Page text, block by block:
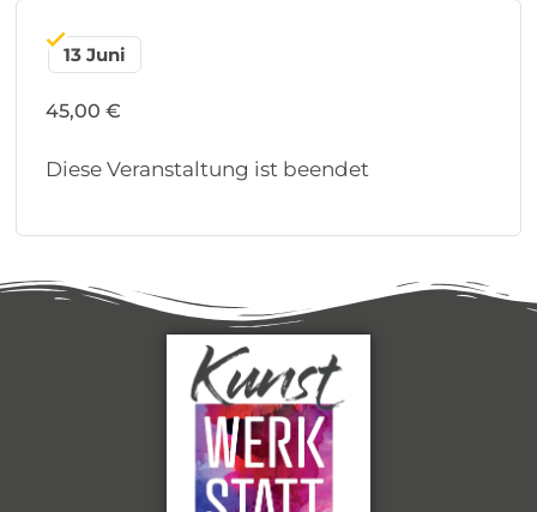
13 Juni
45,00 €
Diese Veranstaltung ist beendet